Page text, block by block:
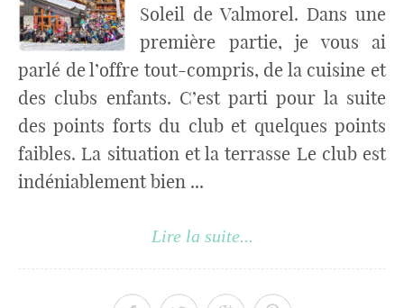
Soleil de Valmorel. Dans une
première partie, je vous ai
parlé de l’offre tout-compris, de la cuisine et
des clubs enfants. C’est parti pour la suite
des points forts du club et quelques points
faibles. La situation et la terrasse Le club est
indéniablement bien ...
Lire la suite...